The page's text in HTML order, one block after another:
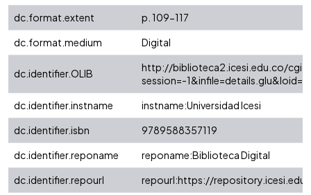
dc.format.extent
p. 109-117
dc.format.medium
Digital
dc.identifier.OLIB
http://biblioteca2.icesi.edu.co/cgi-
session=-
dc.identifier.instname
instname:Universidad Icesi
dc.identifier.isbn
9789588357119
dc.identifier.reponame
reponame:Biblioteca Digital
dc.identifier.repourl
repourl:https://